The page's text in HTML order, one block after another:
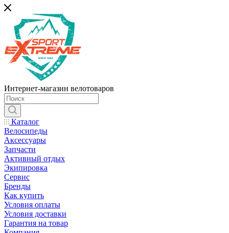
Интернет-магазин велотоваров
Каталог
Велосипеды
Аксессуары
Запчасти
Активный отдых
Экипировка
Сервис
Бренды
Как купить
Условия оплаты
Условия доставки
Гарантия на товар